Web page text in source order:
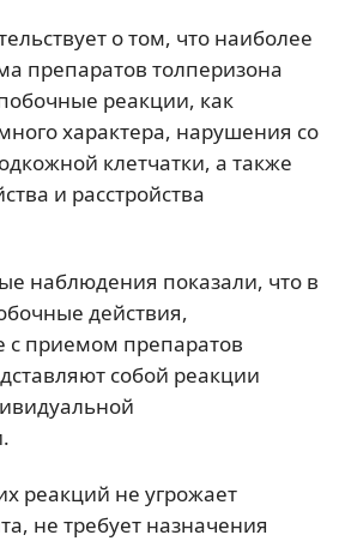
о том, что наиболее
препаратов толперизона
реакции, как
характера, нарушения со
клетчатки, а также
и расстройства
наблюдения показали, что в
действия,
с приемом препаратов
собой реакции
реакций не угрожает
не требует назначения